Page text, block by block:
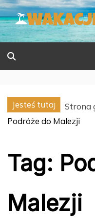
Skip
to
content
Jesteś tutaj
Strona
Podróże do Malezji
Tag:
Malezji